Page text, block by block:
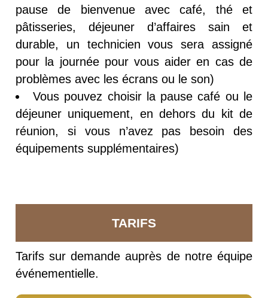
pause de bienvenue avec café, thé et
pâtisseries, déjeuner d’affaires sain et
durable, un technicien vous sera assigné
pour la journée pour vous aider en cas de
problèmes avec les écrans ou le son)
Vous pouvez choisir la pause café ou le
déjeuner uniquement, en dehors du kit de
réunion, si vous n’avez pas besoin des
équipements supplémentaires)
TARIFS
Tarifs sur demande auprès de notre équipe
événementielle.